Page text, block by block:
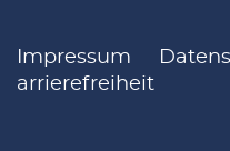
Impressum
arrierefreiheit